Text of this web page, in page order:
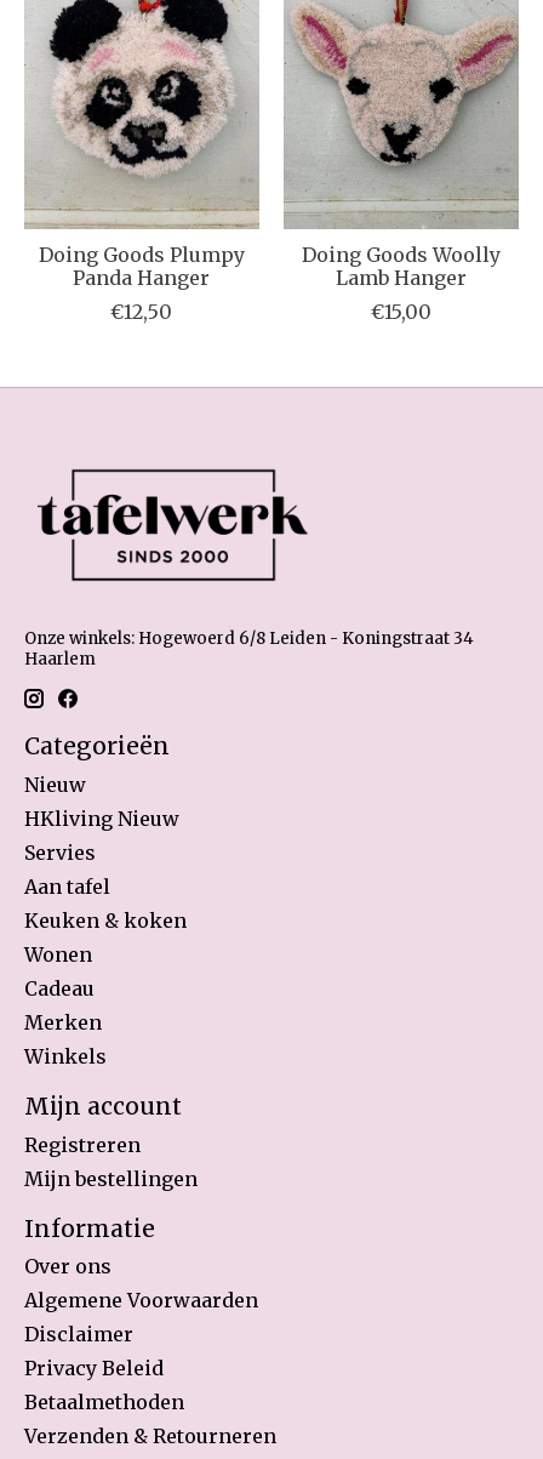
Doing Goods Plumpy
Panda Hanger
€12,50
Doing Goods Woolly
Lamb Hanger
€15,00
Onze winkels: Hogewoerd 6/8 Leiden - Koningstraat 34
Haarlem
Categorieën
Nieuw
HKliving Nieuw
Servies
Aan tafel
Keuken & koken
Wonen
Cadeau
Merken
Winkels
Mijn account
Registreren
Mijn bestellingen
Informatie
Over ons
Algemene Voorwaarden
Disclaimer
Privacy Beleid
Betaalmethoden
Verzenden & Retourneren